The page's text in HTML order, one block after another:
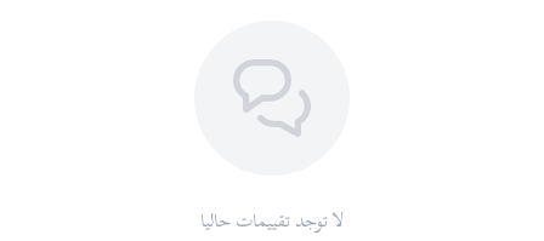
لا توجد تقييمات حاليا